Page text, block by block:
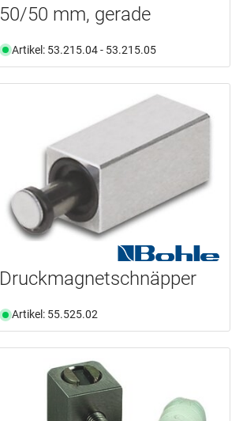
50/50 mm, gerade
Artikel: 53.215.04 - 53.215.05
Druckmagnetschnäpper
Artikel: 55.525.02